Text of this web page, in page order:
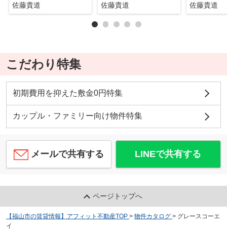
佐藤貴道 佐藤貴道 佐藤貴道
こだわり特集
初期費用を抑えた敷金0円特集
カップル・ファミリー向け物件特集
メールで共有する LINEで共有する
ページトップへ
【福山市の賃貸情報】アフィット不動産TOP > 物件カタログ > グレースコーエ
イ